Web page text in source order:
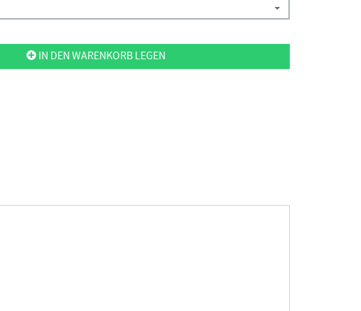
IN DEN WARENKORB LEGEN